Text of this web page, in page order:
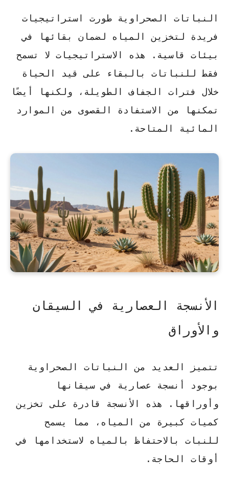
النباتات الصحراوية طورت استراتيجيات
فريدة لتخزين المياه لضمان بقائها في
بيئات قاسية. هذه الاستراتيجيات لا تسمح
فقط للنباتات بالبقاء على قيد الحياة
خلال فترات الجفاف الطويلة، ولكنها أيضًا
تمكنها من الاستفادة القصوى من الموارد
المائية المتاحة.
الأنسجة العصارية في السيقان
والأوراق
تتميز العديد من النباتات الصحراوية
بوجود أنسجة عصارية في سيقانها
وأوراقها. هذه الأنسجة قادرة على تخزين
كميات كبيرة من المياه، مما يسمح
للنبات بالاحتفاظ بالمياه لاستخدامها في
أوقات الحاجة.